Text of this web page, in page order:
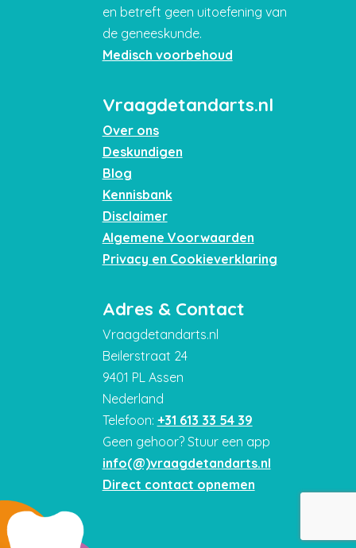
en betreft geen uitoefening van
de geneeskunde.
Medisch voorbehoud
Vraagdetandarts.nl
Over ons
Deskundigen
Blog
Kennisbank
Disclaimer
Algemene Voorwaarden
Privacy en Cookieverklaring
Adres & Contact
Vraagdetandarts.nl
Beilerstraat 24
9401 PL Assen
Nederland
Telefoon: +31 613 33 54 39
Geen gehoor? Stuur een app
info(@)vraagdetandarts.nl
Direct contact opnemen